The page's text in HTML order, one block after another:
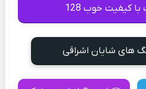
کیفیت خوب 128
های شایان اشراقی